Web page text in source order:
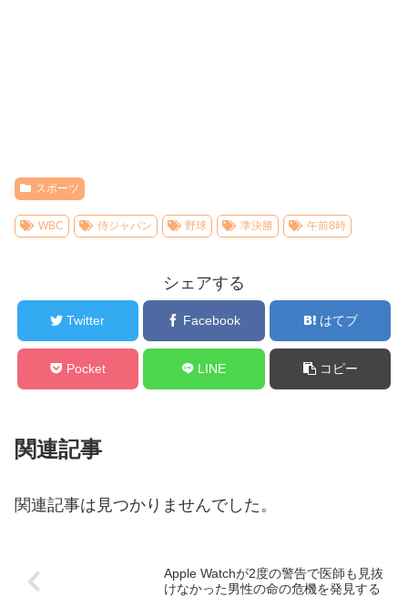
スポーツ
WBC 侍ジャパン 野球 準決勝 午前8時
シェアする
Twitter Facebook はてブ
Pocket LINE コピー
関連記事
関連記事は見つかりませんでした。
Apple Watchが2度の警告で医師も見抜
けなかった男性の命の危機を発見する